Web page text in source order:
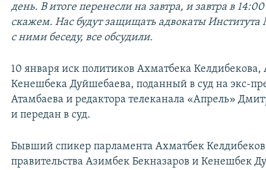
день. В итоге перенесли на завтра, и завтра в
скажем. Нас будут защищать адвокаты
с ними беседу, все обсудили.
10 января иск политиков Ахматбека
Кенешбека Дуйшебаева, поданный в суд на экс-
Атамбаева и редактора телеканала «Апрель»
и передан в суд.
Бывший спикер парламента Ахматбек
правительства Азимбек Бекназаров и Кенешбек